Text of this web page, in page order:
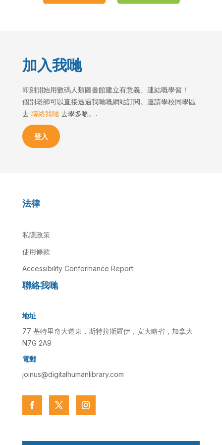
加入我哋
即刻開始用數碼人類圖書館建立有意義、連結嘅學習！
個別老師可以直接透過我哋嘅網站訂閱。邀請學校同學區
去 聯絡我哋去學多啲。.
登入
法律
私隱政策
使用條款
Accessibility Conformance Report
聯絡我哋
地址
77 基特里奇大道東，斯特拉斯羅伊，安大略省，加拿大
N7G 2A9
電郵
joinus@digitalhumanlibrary.com